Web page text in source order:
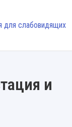
для слабовидящих
и